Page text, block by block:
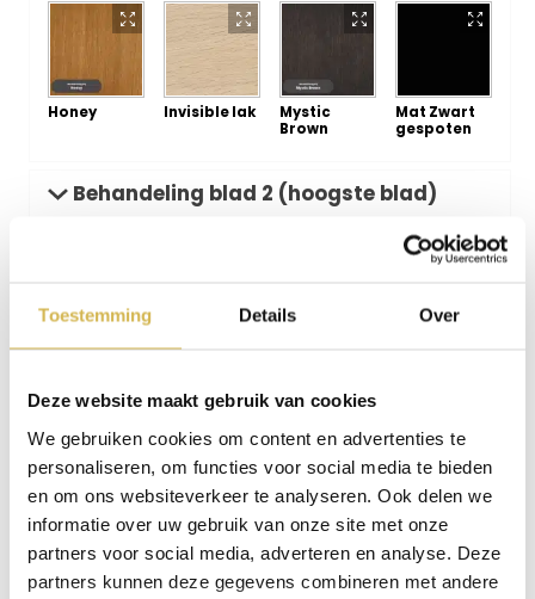
Toestemming Details Over
Deze website maakt gebruik van cookies
We gebruiken cookies om content en advertenties te
personaliseren, om functies voor social media te bieden
en om ons websiteverkeer te analyseren. Ook delen we
informatie over uw gebruik van onze site met onze
partners voor social media, adverteren en analyse. Deze
partners kunnen deze gegevens combineren met andere
Honey Invisible lak
Mystic
Brown
Mat Zwart
gespoten
Behandeling blad 2 (hoogste blad)
Onbehandeld Castle
White Black Mist Ash Grey